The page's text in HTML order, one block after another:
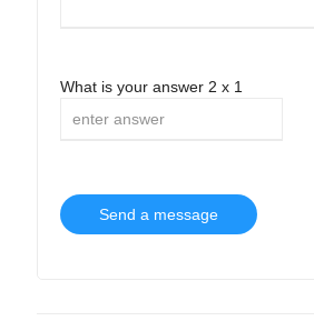
What is your answer 2 x 1